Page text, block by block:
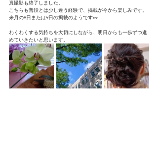
真撮影も終了しました。
こちらも普段とは少し違う経験で、掲載が今から楽しみです。
来月の8日または9日の掲載のようです👀
わくわくする気持ちを大切にしながら、明日からも一歩ずつ進
めていきたいと思います。